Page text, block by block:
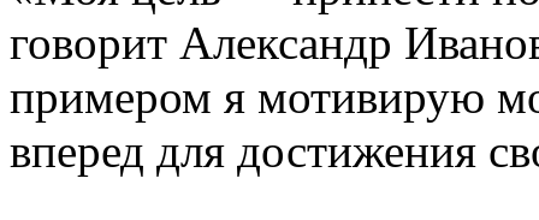
говорит Александр
примером я мотивирую
вперед для достижения